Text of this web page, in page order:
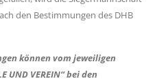
den Bestimmungen des DHB
können vom jeweiligen
UND VEREIN“ bei den